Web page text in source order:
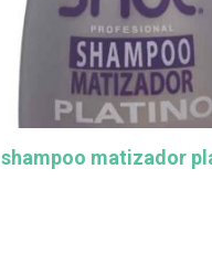
shampoo matizador